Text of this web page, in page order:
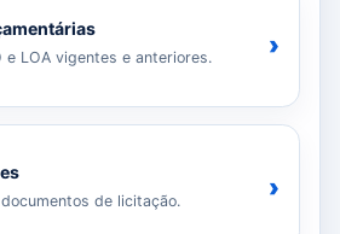
e LOA vigentes e anteriores. ›
de licitação. ›